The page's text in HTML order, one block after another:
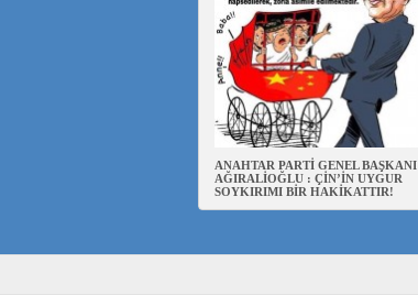
ANAHTAR PARTİ GENEL BAŞKANI
AĞIRALİOĞLU : ÇİN’İN UYGUR
SOYKIRIMI BİR HAKİKATTIR!